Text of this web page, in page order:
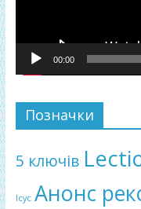
00:00
Позначки
5 ключів
Ісус Анонс